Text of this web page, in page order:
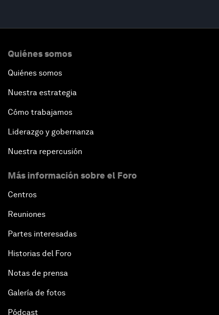
Quiénes somos
Quiénes somos
Nuestra estrategia
Cómo trabajamos
Liderazgo y gobernanza
Nuestra repercusión
Más información sobre el Foro
Centros
Reuniones
Partes interesadas
Historias del Foro
Notas de prensa
Galería de fotos
Pódcast